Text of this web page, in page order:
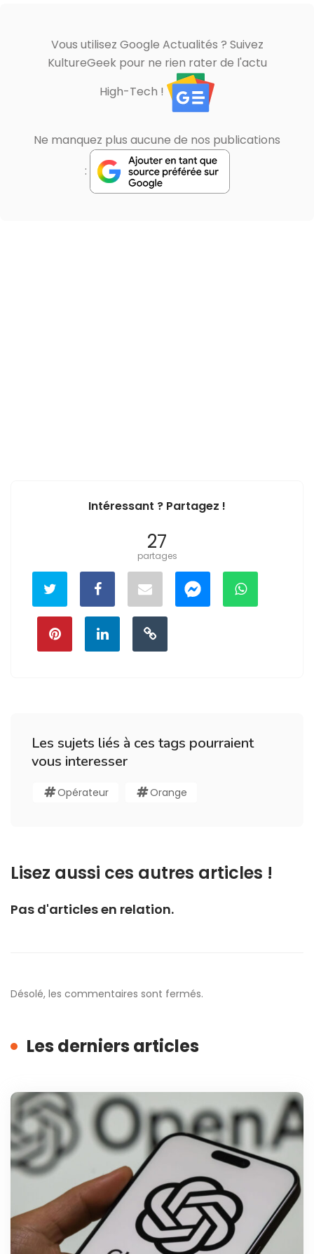
Vous utilisez Google Actualités ? Suivez
KultureGeek pour ne rien rater de l'actu
High-Tech !
Ne manquez plus aucune de nos publications
:
Intéressant ? Partagez !
27
partages
Les sujets liés à ces tags pourraient
vous interesser
Opérateur Orange
Lisez aussi ces autres articles !
Pas d'articles en relation.
Désolé, les commentaires sont fermés.
Les derniers articles